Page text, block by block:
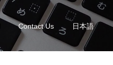
Contact Us 日本語